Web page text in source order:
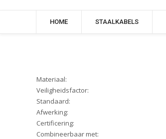
HOME STAALKABELS
Materiaal:
Veiligheidsfactor:
Standaard:
Afwerking:
Certificering:
Combineerbaar met: